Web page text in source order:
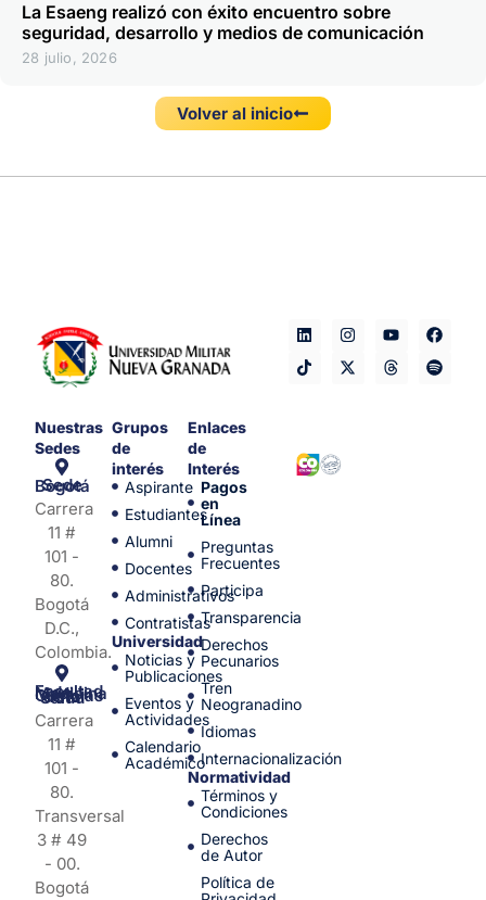
La Esaeng realizó con éxito encuentro sobre
seguridad, desarrollo y medios de comunicación
28 julio, 2026
Volver al inicio
Nuestras
Sedes
Sede Bogotá
Carrera
11 #
101 -
80.
Bogotá
D.C.,
Colombia.
Facultad de Medicina y Ciencias de la Salud
Carrera
11 #
101 -
80.
Transversal
3 # 49
- 00.
Bogotá
Grupos
de
interés
Aspirante
Estudiantes
Alumni
Docentes
Administrativos
Contratistas
Universidad
Noticias y
Publicaciones
Eventos y
Actividades
Calendario
Académico
Enlaces
de
Interés
Pagos
en
Línea
Preguntas
Frecuentes
Participa
Transparencia
Derechos
Pecunarios
Tren
Neogranadino
Idiomas
Internacionalización
Normatividad
Términos y
Condiciones
Derechos
de Autor
Política de